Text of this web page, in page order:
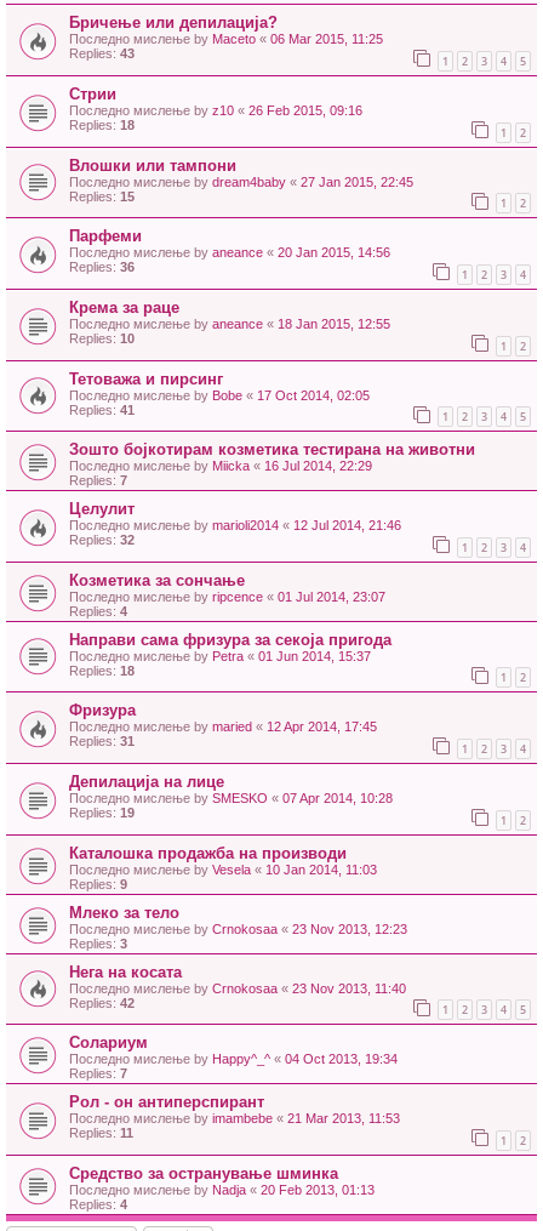
Бричење или депилација?
Последно мислење by Maceto « 06 Mar 2015, 11:25
Replies: 43 1 2 3 4 5
Стрии
Последно мислење by z10 « 26 Feb 2015, 09:16
Replies: 18 1 2
Влошки или тампони
Последно мислење by dream4baby « 27 Jan 2015, 22:45
Replies: 15 1 2
Парфеми
Последно мислење by aneance « 20 Jan 2015, 14:56
Replies: 36 1 2 3 4
Крема за раце
Последно мислење by aneance « 18 Jan 2015, 12:55
Replies: 10 1 2
Тетоважа и пирсинг
Последно мислење by Bobe « 17 Oct 2014, 02:05
Replies: 41 1 2 3 4 5
Зошто бојкотирам козметика тестирана на животни
Последно мислење by Miicka « 16 Jul 2014, 22:29
Replies: 7
Целулит
Последно мислење by marioli2014 « 12 Jul 2014, 21:46
Replies: 32 1 2 3 4
Козметика за сончање
Последно мислење by ripcence « 01 Jul 2014, 23:07
Replies: 4
Направи сама фризура за секоја пригода
Последно мислење by Petra « 01 Jun 2014, 15:37
Replies: 18 1 2
Фризура
Последно мислење by maried « 12 Apr 2014, 17:45
Replies: 31 1 2 3 4
Депилација на лице
Последно мислење by SMESKO « 07 Apr 2014, 10:28
Replies: 19 1 2
Каталошка продажба на производи
Последно мислење by Vesela « 10 Jan 2014, 11:03
Replies: 9
Млеко за тело
Последно мислење by Crnokosaa « 23 Nov 2013, 12:23
Replies: 3
Нега на косата
Последно мислење by Crnokosaa « 23 Nov 2013, 11:40
Replies: 42 1 2 3 4 5
Солариум
Последно мислење by Happy^_^ « 04 Oct 2013, 19:34
Replies: 7
Рол - он антиперспирант
Последно мислење by imambebe « 21 Mar 2013, 11:53
Replies: 11 1 2
Средство за остранување шминка
Последно мислење by Nadja « 20 Feb 2013, 01:13
Replies: 4